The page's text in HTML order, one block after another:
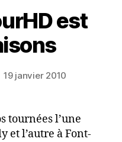
est
19 janvier 2010
tournées l’une
et l’autre à Font-